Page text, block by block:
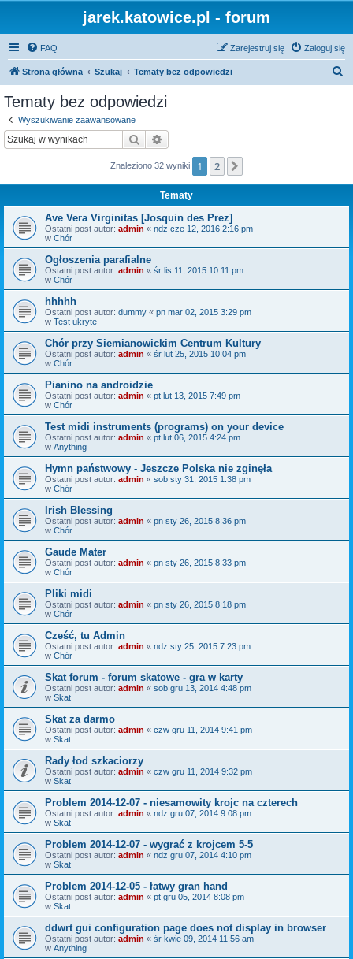
jarek.katowice.pl - forum
FAQ Zaloguj się
Zarejestruj się
Strona główna Szukaj Tematy bez odpowiedzi
Tematy bez odpowiedzi
Wyszukiwanie zaawansowane
Szukaj
Znaleziono 32 wyniki 1 2
Tematy
Ave Vera Virginitas [Josquin des Prez]
Ostatni post autor: admin « ndz cze 12, 2016 2:16 pm
w Chór
Ogłoszenia parafialne
Ostatni post autor: admin « śr lis 11, 2015 10:11 pm
w Chór
hhhhh
Ostatni post autor: dummy « pn mar 02, 2015 3:29 pm
w Test ukryte
Chór przy Siemianowickim Centrum Kultury
Ostatni post autor: admin « śr lut 25, 2015 10:04 pm
w Chór
Pianino na androidzie
Ostatni post autor: admin « pt lut 13, 2015 7:49 pm
w Chór
Test midi instruments (programs) on your device
Ostatni post autor: admin « pt lut 06, 2015 4:24 pm
w Anything
Hymn państwowy - Jeszcze Polska nie zginęła
Ostatni post autor: admin « sob sty 31, 2015 1:38 pm
w Chór
Irish Blessing
Ostatni post autor: admin « pn sty 26, 2015 8:36 pm
w Chór
Gaude Mater
Ostatni post autor: admin « pn sty 26, 2015 8:33 pm
w Chór
Pliki midi
Ostatni post autor: admin « pn sty 26, 2015 8:18 pm
w Chór
Cześć, tu Admin
Ostatni post autor: admin « ndz sty 25, 2015 7:23 pm
w Chór
Skat forum - forum skatowe - gra w karty
Ostatni post autor: admin « sob gru 13, 2014 4:48 pm
w Skat
Skat za darmo
Ostatni post autor: admin « czw gru 11, 2014 9:41 pm
w Skat
Rady łod szkaciorzy
Ostatni post autor: admin « czw gru 11, 2014 9:32 pm
w Skat
Problem 2014-12-07 - niesamowity krojc na czterech
Ostatni post autor: admin « ndz gru 07, 2014 9:08 pm
w Skat
Problem 2014-12-07 - wygrać z krojcem 5-5
Ostatni post autor: admin « ndz gru 07, 2014 4:10 pm
w Skat
Problem 2014-12-05 - łatwy gran hand
Ostatni post autor: admin « pt gru 05, 2014 8:08 pm
w Skat
ddwrt gui configuration page does not display in browser
Ostatni post autor: admin « śr kwie 09, 2014 11:56 am
w Anything